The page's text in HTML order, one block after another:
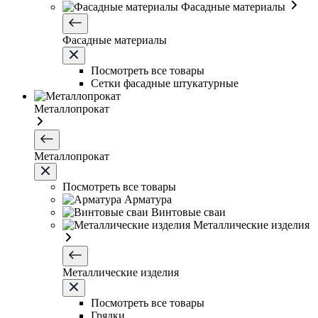
Фасадные материалы
Фасадные материалы
Посмотреть все товары
Сетки фасадные штукатурные
Металлопрокат
Металлопрокат
Посмотреть все товары
Арматура
Винтовые сваи
Металлические изделия
Металлические изделия
Посмотреть все товары